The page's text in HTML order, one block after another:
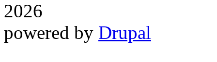
2026
powered by Drupal